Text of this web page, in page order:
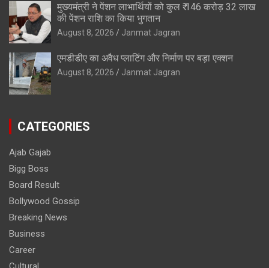
मुख्यमंत्री ने पेंशन लाभार्थियों को कुल ₹ 146 करोड़ 32 लाख
की पेंशन राशि का किया भुगतान
August 8, 2026 Janmat Jagran
एमडीडीए का अवैध प्लाटिंग और निर्माण पर बड़ा एक्शन
August 8, 2026 Janmat Jagran
CATEGORIES
Ajab Gajab
Bigg Boss
Board Result
Bollywood Gossip
Breaking News
Business
Career